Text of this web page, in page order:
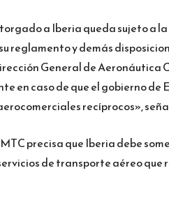
a Iberia queda sujeto a la
reglamento y demás
General de Aeronáutica
en caso de que el gobierno de
recíprocos»,
precisa que Iberia debe
de transporte aéreo que